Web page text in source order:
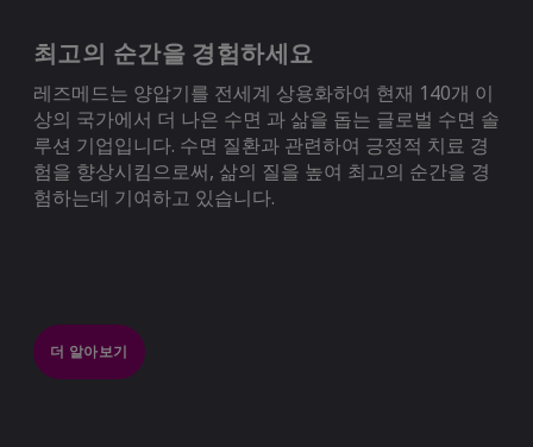
최고의 순간을 경험하세요
레즈메드는 양압기를 전세계 상용화하여 현재 140개 이
상의 국가에서 더 나은 수면 과 삶을 돕는 글로벌 수면 솔
루션 기업입니다. 수면 질환과 관련하여 긍정적 치료 경
험을 향상시킴으로써, 삶의 질을 높여 최고의 순간을 경
험하는데 기여하고 있습니다.
더 알아보기